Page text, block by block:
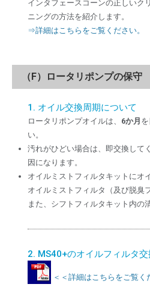
インタフェースコーンの正しいク
ニングの方法を紹介します。
⇒詳細はこちらをご覧ください。
（F）ロータリポンプの保守
1. オイル交換周期について
ロータリポンプオイルは、 6か月
い。
汚れがひどい場合は、即交換して
因になります。
オイルミストフィルタキットにオ
オイルミストフィルタ（及び脱臭
また、シフトフィルタキット内の
2. MS40+のオイルフィルタ
＜＜詳細はこちらをご覧く